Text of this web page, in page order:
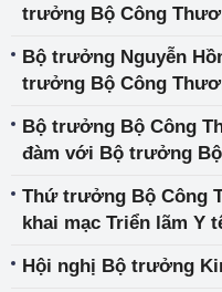
trưởng Bộ Công
Bộ trưởng Nguyễn
trưởng Bộ Công
Bộ trưởng Bộ Công
đàm với Bộ trưởng
Thứ trưởng Bộ Công
khai mạc Triển lãm Y
Hội nghị Bộ trưởng